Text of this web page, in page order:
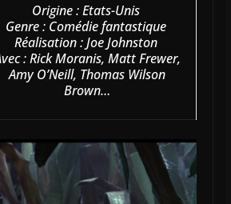
Origine : Etats-Unis
Genre : Comédie fantastique
Réalisation : Joe Johnston
: Rick Moranis, Matt Frewer,
Amy O’Neill, Thomas Wilson
Brown…